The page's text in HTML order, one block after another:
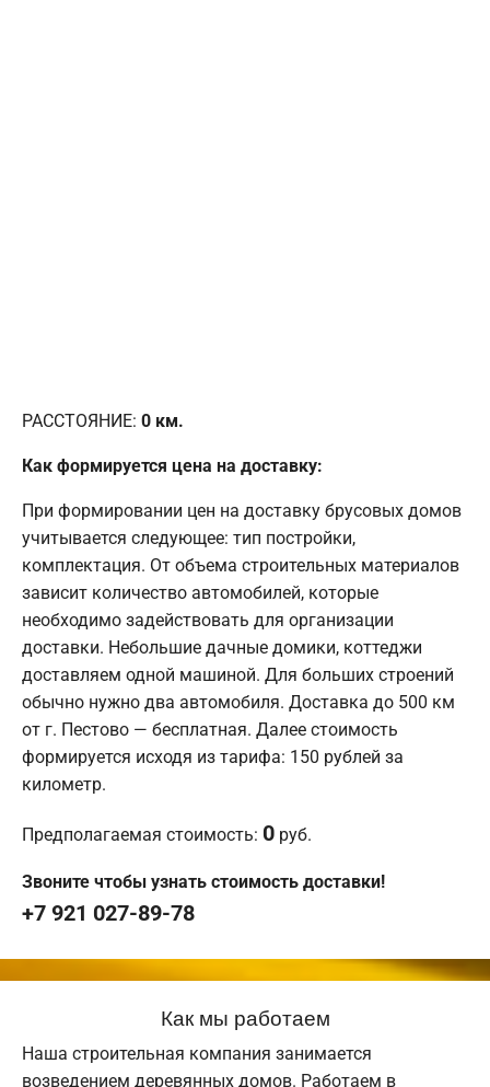
РАССТОЯНИЕ: 0 км.
Как формируется цена на доставку:
При формировании цен на доставку брусовых домов
учитывается следующее: тип постройки,
комплектация. От объема строительных материалов
зависит количество автомобилей, которые
необходимо задействовать для организации
доставки. Небольшие дачные домики, коттеджи
доставляем одной машиной. Для больших строений
обычно нужно два автомобиля. Доставка до 500 км
от г. Пестово — бесплатная. Далее стоимость
формируется исходя из тарифа: 150 рублей за
километр.
Предполагаемая стоимость: 0 руб.
Звоните чтобы узнать стоимость доставки!
+7 921 027-89-78
Как мы работаем
Наша строительная компания занимается
возведением деревянных домов. Работаем в